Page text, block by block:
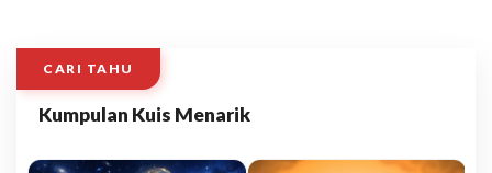
CARI TAHU
Kumpulan Kuis Menarik